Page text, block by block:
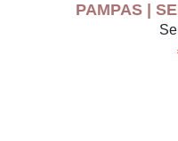
PAMPAS |